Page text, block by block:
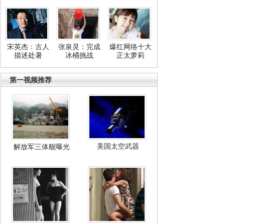
宋英杰：古人
描述处暑
张泉灵：完成
冰桶挑战
爆红网络十大
正太萝莉
第一视频推荐
解放军三体舰曝光 美国太空武器